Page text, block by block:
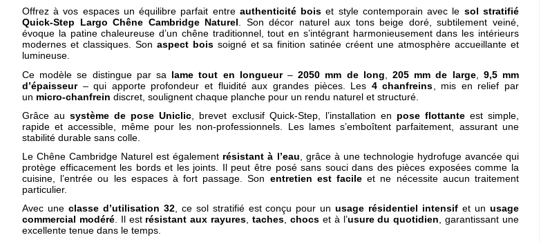
Offrez à vos espaces un équilibre parfait entre authenticité bois et style contemporain avec le sol stratifié
Quick-Step Largo Chêne Cambridge Naturel. Son décor naturel aux tons beige doré, subtilement veiné,
évoque la patine chaleureuse d’un chêne traditionnel, tout en s’intégrant harmonieusement dans les intérieurs
modernes et classiques. Son aspect boissoigné et sa finition satinée créent une atmosphère accueillante et
lumineuse.
Ce modèle se distingue par sa lame tout en longueur–2050 mm de long ,205 mm de large, 9,5 mm
d’épaisseur– qui apporte profondeur et fluidité aux grandes pièces. Les 4 chanfreins , mis en relief par
un micro-chanfrein discret, soulignent chaque planche pour un rendu naturel et structuré.
Grâce ausystème de pose Uniclic , brevet exclusif Quick-Step, l’installation en pose flottanteest simple,
rapide et accessible, même pour les non-professionnels. Les lames s’emboîtent parfaitement, assurant une
stabilité durable sans colle.
Le Chêne Cambridge Naturel est également résistant à l’eau , grâce à une technologie hydrofuge avancée qui
protège efficacement les bords et les joints. Il peut être posé sans souci dans des pièces exposées comme la
cuisine, l’entrée ou les espaces à fort passage. Son entretien est facile et ne nécessite aucun traitement
particulier.
Avec une classe d’utilisation 32, ce sol stratifié est conçu pour unusage résidentiel intensif et unusage
commercial modéré. Il est résistant aux rayures ,taches chocset à l’usure du quotidien , garantissant une
excellente tenue dans le temps.